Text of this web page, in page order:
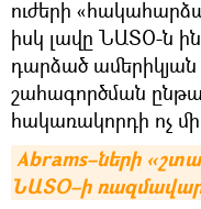
ուժերի
իսկ լավը ՆԱՏՕ-ն
դարձած
շահագործման
հակառակորդի ոչ մի
Abrams–ների
ՆԱՏՕ–ի